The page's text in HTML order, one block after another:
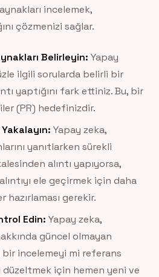
incelemek,
çözmenizi sağlar.
Belirleyin: Yapay
ilgili sorularda belirli bir
yaptığını fark ettiniz. Bu, bir
(PR) hedefinizdir.
Yapay zeka,
yanıtlarken sürekli
alıntı yapıyorsa,
ele geçirmek için daha
hazırlaması gerekir.
Edin: Yapay zeka,
güncel olmayan
incelemeyi mi referans
düzeltmek için hemen yeni ve